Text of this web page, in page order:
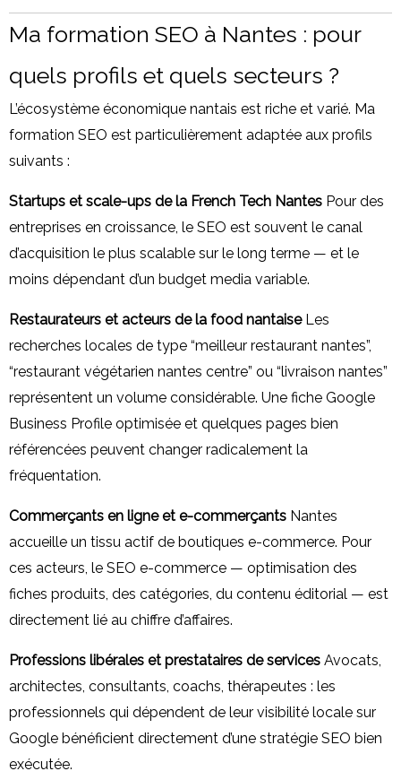
Ma formation SEO à Nantes : pour
quels profils et quels secteurs ?
L’écosystème économique nantais est riche et varié. Ma
formation SEO est particulièrement adaptée aux profils
suivants :
Startups et scale-ups de la French Tech Nantes Pour des
entreprises en croissance, le SEO est souvent le canal
d’acquisition le plus scalable sur le long terme — et le
moins dépendant d’un budget media variable.
Restaurateurs et acteurs de la food nantaiseLes
recherches locales de type “meilleur restaurant nantes”,
“restaurant végétarien nantes centre” ou “livraison nantes”
représentent un volume considérable. Une fiche Google
Business Profile optimisée et quelques pages bien
référencées peuvent changer radicalement la
fréquentation.
Commerçants en ligne et e-commerçants Nantes
accueille un tissu actif de boutiques e-commerce. Pour
ces acteurs, le SEO e-commerce — optimisation des
fiches produits, des catégories, du contenu éditorial — est
directement lié au chiffre d’affaires.
Professions libérales et prestataires de services Avocats,
architectes, consultants, coachs, thérapeutes : les
professionnels qui dépendent de leur visibilité locale sur
Google bénéficient directement d’une stratégie SEO bien
exécutée.